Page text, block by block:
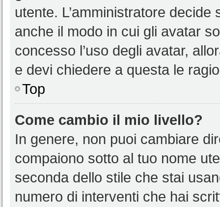
utente. L’amministratore
anche il modo in cui gli avatar
concesso l’uso degli avatar,
e devi chiedere a questa le
Top
Come cambio il mio livello?
In genere, non puoi cambiare
compaiono sotto al tuo nome
seconda dello stile che stai
numero di interventi che hai